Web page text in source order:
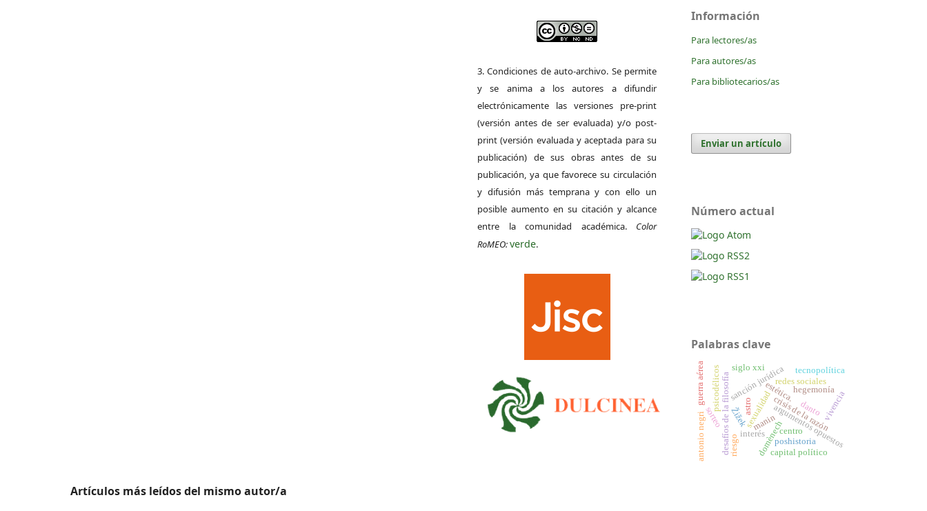
3. Condiciones de auto-archivo. Se permite
y se anima a los autores a difundir
electrónicamente las versiones pre-print
(versión antes de ser evaluada) y/o post-
print (versión evaluada y aceptada para su
publicación) de sus obras antes de su
publicación, ya que favorece su circulación
y difusión más temprana y con ello un
posible aumento en su citación y alcance
entre la comunidad académica. Color
RoMEO:verde.
Artículos más leídos del mismo autor/a
Información
Para lectores/as
Para autores/as
Para bibliotecarios/as
Enviar un artículo
Número actual
Palabras clave
sexualidadargumentos opuestos
domènech
crisis de la razón
Žižek
hegemonía
estética.
sanción jurídica
desafíos de la filosofía
siglo xxi
interés
poshistoria
redes sociales
manin
capital político
vivencia
psicodélicos astro
sorteo
riesgo
centro
antonio negri
tecnopolítica
danto
guerra aérea